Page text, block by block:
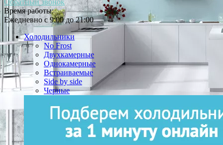
Обратный звонок
Время работы:
Ежедневно с 9:00 до 21:00
Холодильники
No Frost
Двухкамерные
Однокамерные
Встраиваемые
Side by side
Черные